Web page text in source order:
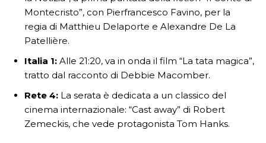
Montecristo”, con Pierfrancesco Favino, per la
regia di Matthieu Delaporte e Alexandre De La
Patellière.
Italia 1: Alle 21:20, va in onda il film “La tata magica”,
tratto dal racconto di Debbie Macomber.
Rete 4: La serata è dedicata a un classico del
cinema internazionale: “Cast away” di Robert
Zemeckis, che vede protagonista Tom Hanks.